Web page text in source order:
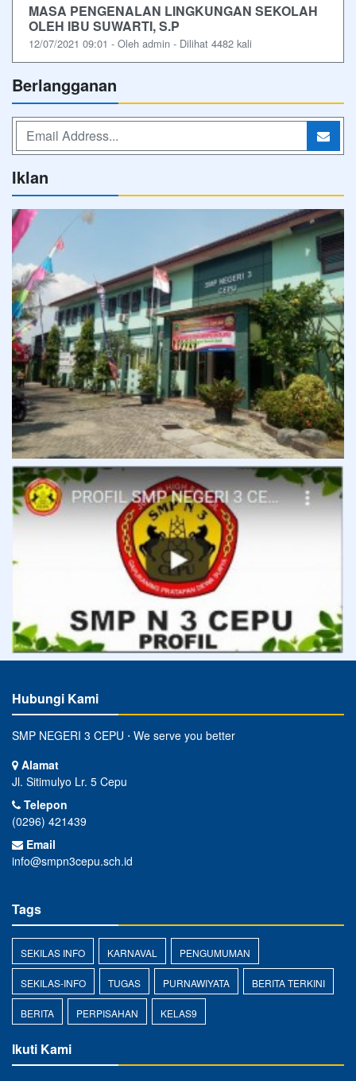
MASA PENGENALAN LINGKUNGAN SEKOLAH
OLEH IBU SUWARTI, S.P
12/07/2021 09:01 - Oleh admin - Dilihat 4482 kali
Berlangganan
Iklan
Hubungi Kami
SMP NEGERI 3 CEPU ⋅ We serve you better
Alamat
Jl. Sitimulyo Lr. 5 Cepu
Telepon
(0296) 421439
Email
info@smpn3cepu.sch.id
Tags
SEKILAS INFO KARNAVAL PENGUMUMAN
SEKILAS-INFO TUGAS PURNAWIYATA BERITA TERKINI
BERITA PERPISAHAN KELAS9
Ikuti Kami